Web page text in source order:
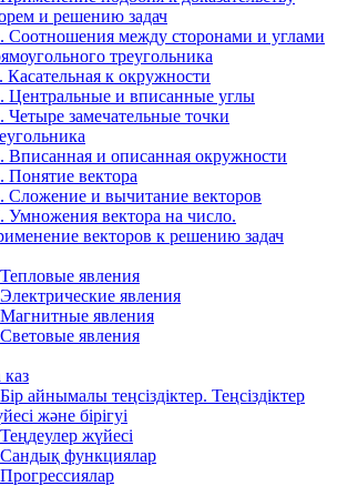
и решению задач
Соотношения между сторонами и углами
треугольника
Касательная к окружности
Центральные и вписанные углы
Четыре замечательные точки
Вписанная и описанная окружности
Понятие вектора
Сложение и вычитание векторов
Умножения вектора на число.
векторов к решению задач
явления
явления
явления
явления
айнымалы теңсіздіктер. Теңсіздіктер
және бірігуі
жүйесі
функциялар